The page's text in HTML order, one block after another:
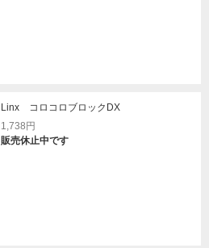
Linx コロコロブロックDX
1,738円
販売休止中です